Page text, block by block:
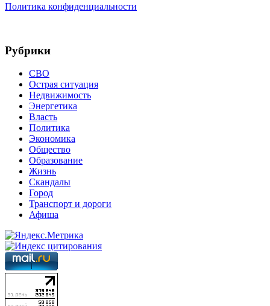
Политика конфиденциальности
Рубрики
СВО
Острая ситуация
Недвижимость
Энергетика
Власть
Политика
Экономика
Общество
Образование
Жизнь
Скандалы
Город
Транспорт и дороги
Афиша